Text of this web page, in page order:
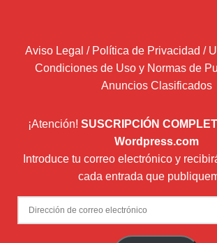
Aviso Legal / Política de Privacidad /
Condiciones de Uso y Normas de
Anuncios Clasificados
¡Atención! SUSCRIPCIÓN
Wordpress.com
Introduce tu correo electrónico y
cada entrada que
Dirección
de